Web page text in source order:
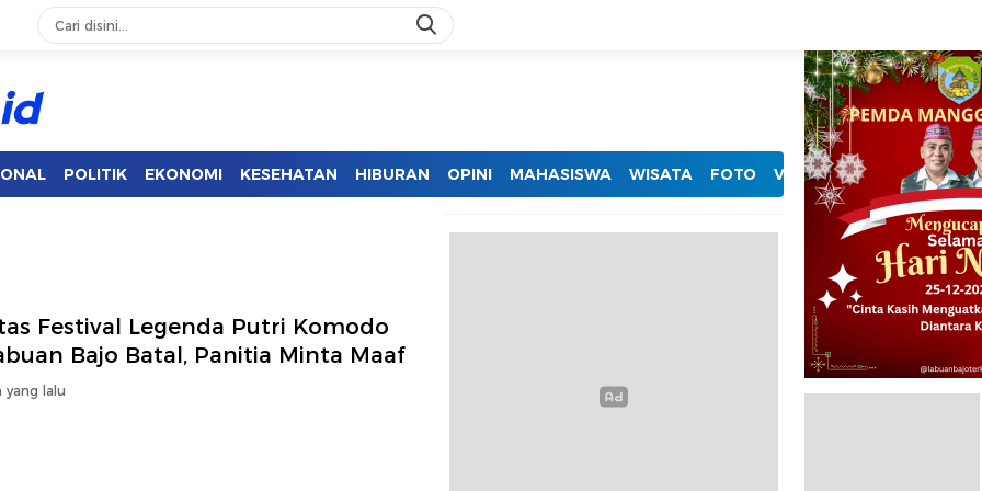
POLITIK EKONOMI KESEHATAN HIBURAN OPINI MAHASISWA WISATA FOTO VIDEO
Festival Legenda Putri Komodo
Bajo Batal, Panitia Minta Maaf
yang lalu